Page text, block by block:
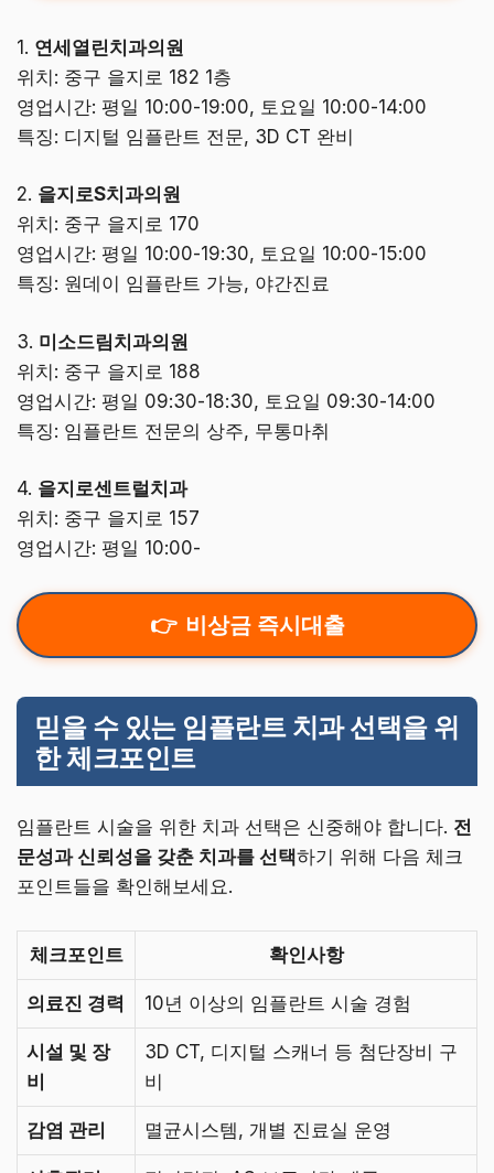
1. 연세열린치과의원
위치: 중구 을지로 182 1층
영업시간: 평일 10:00-19:00, 토요일 10:00-14:00
특징: 디지털 임플란트 전문, 3D CT 완비
2. 을지로S치과의원
위치: 중구 을지로 170
영업시간: 평일 10:00-19:30, 토요일 10:00-15:00
특징: 원데이 임플란트 가능, 야간진료
3. 미소드림치과의원
위치: 중구 을지로 188
영업시간: 평일 09:30-18:30, 토요일 09:30-14:00
특징: 임플란트 전문의 상주, 무통마취
4. 을지로센트럴치과
위치: 중구 을지로 157
영업시간: 평일 10:00-
비상금 즉시대출
믿을 수 있는 임플란트 치과 선택을 위
한 체크포인트
임플란트 시술을 위한 치과 선택은 신중해야 합니다. 전
문성과 신뢰성을 갖춘 치과를 선택하기 위해 다음 체크
포인트들을 확인해보세요.
체크포인트 확인사항
의료진 경력 10년 이상의 임플란트 시술 경험
시설 및 장
비
3D CT, 디지털 스캐너 등 첨단장비 구
비
감염 관리 멸균시스템, 개별 진료실 운영